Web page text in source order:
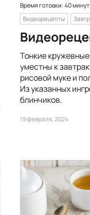
Время готовки: 40 минут
Видеорецепты
Тонкие
уместны к
рисовой муке и
Из указанных
блинчиков.
19 февраля, 2024